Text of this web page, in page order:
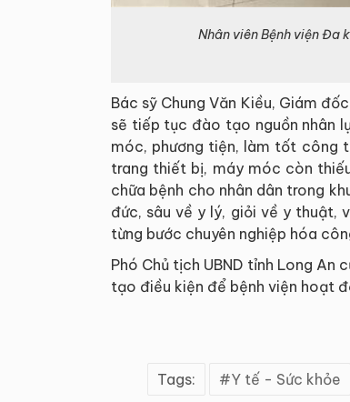
Nhân viên Bệnh viện Đa
Bác sỹ Chung Văn Kiều, Giám
sẽ tiếp tục đào tạo nguồn nhân
móc, phương tiện, làm tốt công
trang thiết bị, máy móc còn
chữa bệnh cho nhân dân trong
đức, sâu về y lý, giỏi về y thuật,
từng bước chuyên nghiệp hóa
Phó Chủ tịch UBND tỉnh Long An
tạo điều kiện để bệnh viện hoạt
Tags: Y tế - Sức khỏe